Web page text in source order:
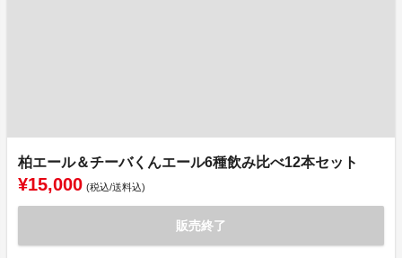
柏エール＆チーバくんエール6種飲み比べ12本セット
¥15,000 (税込/送料込)
販売終了